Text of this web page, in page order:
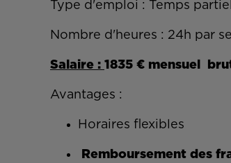
Type d'emploi : Temps
Nombre d'heures : 24h par
Salaire : 1835 € mensuel
Avantages :
Horaires flexibles
Remboursement des